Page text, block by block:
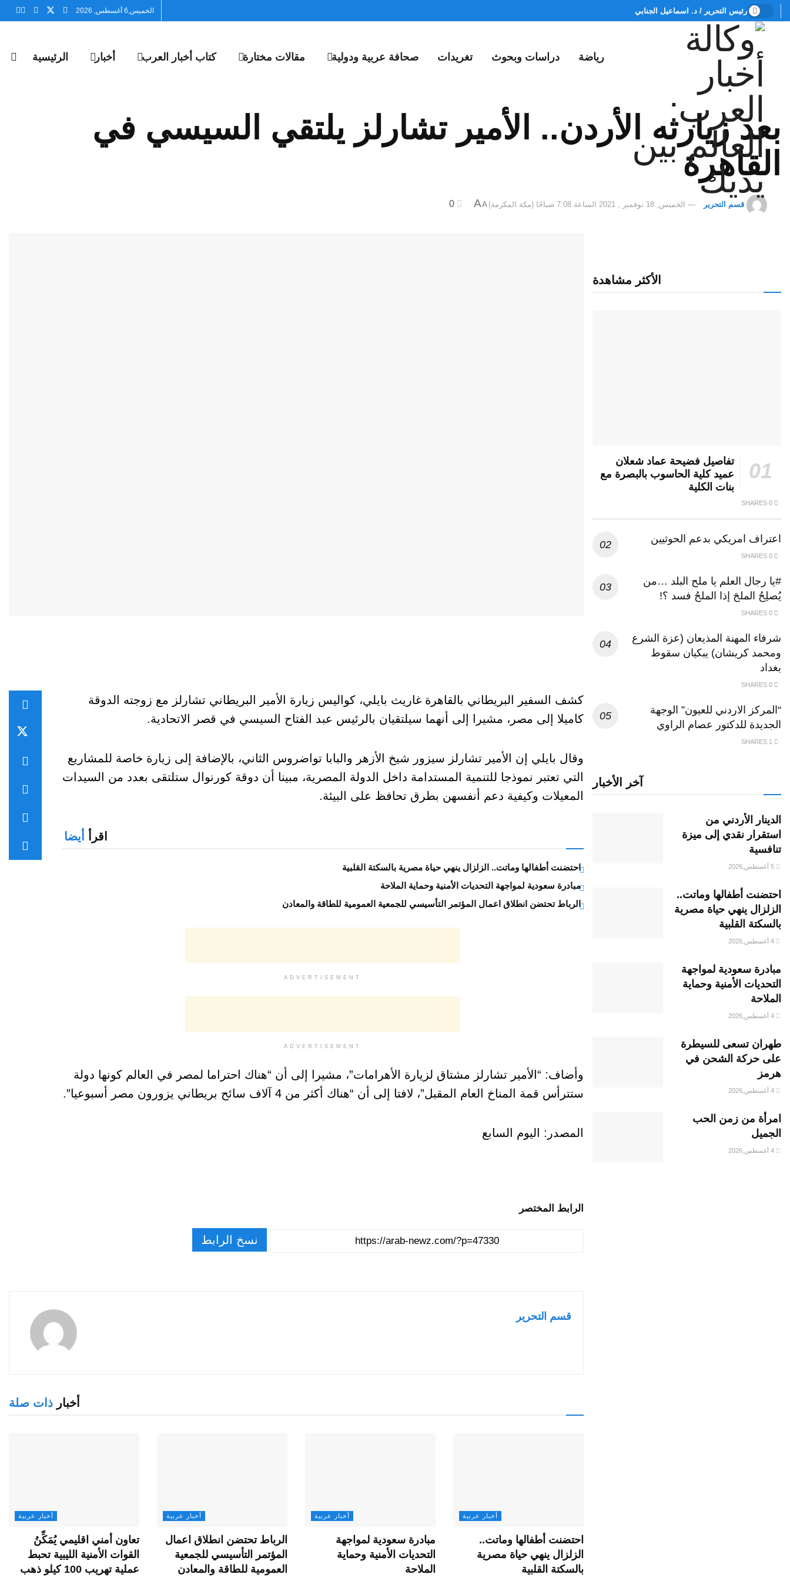
رئيس التحرير / د. اسماعيل الجنابي الخميس,6 أغسطس, 2026
الرئيسية أخبار كتاب أخبار العرب مقالات مختارة صحافة عربية ودولية تغريدات دراسات وبحوث رياضة
بعد زيارته الأردن.. الأمير تشارلز يلتقي السيسي في
القاهرة
قسم التحرير الخميس, 18 نوفمبر , 2021 الساعة 7:08 صباحًا (مكة المكرمة) A
A
كشف السفير البريطاني بالقاهرة غاريث بايلي، كواليس زيارة الأمير البريطاني تشارلز مع زوجته الدوقة
كاميلا إلى مصر، مشيرا إلى أنهما سيلتقيان بالرئيس عبد الفتاح السيسي في قصر الاتحادية.
وقال بايلي إن الأمير تشارلز سيزور شيخ الأزهر والبابا تواضروس الثاني، بالإضافة إلى زيارة خاصة للمشاريع
التي تعتبر نموذجا للتنمية المستدامة داخل الدولة المصرية، مبينا أن دوقة كورنوال ستلتقى بعدد من السيدات
المعيلات وكيفية دعم أنفسهن بطرق تحافظ على البيئة.
اقرأ أيضا
احتضنت أطفالها وماتت.. الزلزال ينهي حياة مصرية بالسكتة القلبية
مبادرة سعودية لمواجهة التحديات الأمنية وحماية الملاحة
الرباط تحتضن انطلاق اعمال المؤتمر التأسيسي للجمعية العمومية للطاقة والمعادن
ADVERTISEMENT
ADVERTISEMENT
وأضاف: “الأمير تشارلز مشتاق لزيارة الأهرامات”، مشيرا إلى أن “هناك احتراما لمصر في العالم كونها دولة
ستترأس قمة المناخ العام المقبل”، لافتا إلى أن “هناك أكثر من 4 آلاف سائح بريطاني يزورون مصر أسبوعيا”.
المصدر: اليوم السابع
الرابط المختصر
نسخ الرابط
قسم التحرير
أخبار ذات صلة
أخبار عربية
احتضنت أطفالها وماتت..
الزلزال ينهي حياة مصرية
بالسكتة القلبية
أخبار عربية
مبادرة سعودية لمواجهة
التحديات الأمنية وحماية
الملاحة
أخبار عربية
الرباط تحتضن انطلاق اعمال
المؤتمر التأسيسي للجمعية
العمومية للطاقة والمعادن
أخبار عربية
تعاون أمني اقليمي يُمَكِّنُ
القوات الأمنية الليبية تحبط
عملية تهريب 100 كيلو ذهب
الأكثر مشاهدة
تفاصيل فضيحة عماد شعلان
عميد كلية الحاسوب بالبصرة مع
بنات الكلية
اعتراف امريكي بدعم الحوثيين
#يا رجال العلم يا ملح البلد …من
يُصلِحُ الملحَ إذا الملحُ فسد ؟!
شرفاء المهنة المذيعان (عزة الشرع
ومحمد كريشان) يبكيان سقوط
بغداد
“المركز الاردني للعيون” الوجهة
الجديدة للدكتور عصام الراوي
آخر الأخبار
الدينار الأردني من
استقرار نقدي إلى ميزة
تنافسية
احتضنت أطفالها وماتت..
الزلزال ينهي حياة مصرية
بالسكتة القلبية
مبادرة سعودية لمواجهة
التحديات الأمنية وحماية
الملاحة
طهران تسعى للسيطرة
على حركة الشحن في
هرمز
امرأة من زمن الحب
الجميل